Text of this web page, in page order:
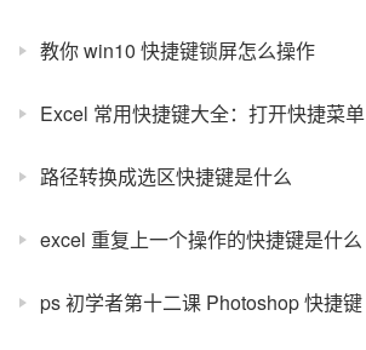
教你 win10 快捷键锁屏怎么操作
Excel 常用快捷键大全：打开快捷菜单
路径转换成选区快捷键是什么
excel 重复上一个操作的快捷键是什么
ps 初学者第十二课 Photoshop 快捷键